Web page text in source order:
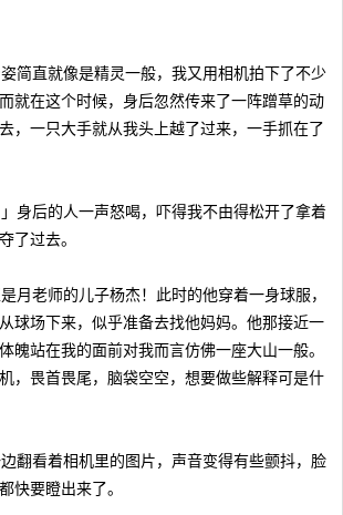
简直就像是精灵一般，我又用相机拍下了不少
就在这个时候，身后忽然传来了一阵蹭草的动
，一只大手就从我头上越了过来，一手抓在了
身后的人一声怒喝，吓得我不由得松开了拿着
了过去。
月老师的儿子杨杰！此时的他穿着一身球服，
球场下来，似乎准备去找他妈妈。他那接近一
魄站在我的面前对我而言仿佛一座大山一般。
，畏首畏尾，脑袋空空，想要做些解释可是什
看着相机里的图片，声音变得有些颤抖，脸
快要瞪出来了。